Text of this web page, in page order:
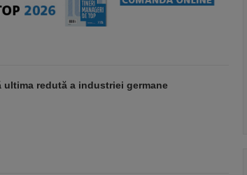
ultima redută a industriei germane